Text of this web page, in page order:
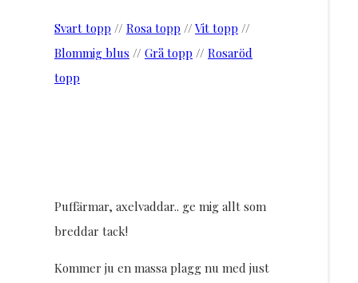
FRÅGOR & SVAR
Svart topp // Rosa topp // Vit topp //
Blommig blus // Grå topp // Rosaröd
topp
Puffärmar, axelvaddar.. ge mig allt som
breddar tack!
Kommer ju en massa plagg nu med just